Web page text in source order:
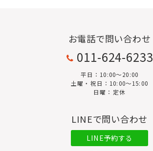
お電話で問い合わせ
011-624-6233
平日：10:00〜20:00
土曜・祝日：10:00～15:00
日曜：定休
LINEで問い合わせ
LINE予約する